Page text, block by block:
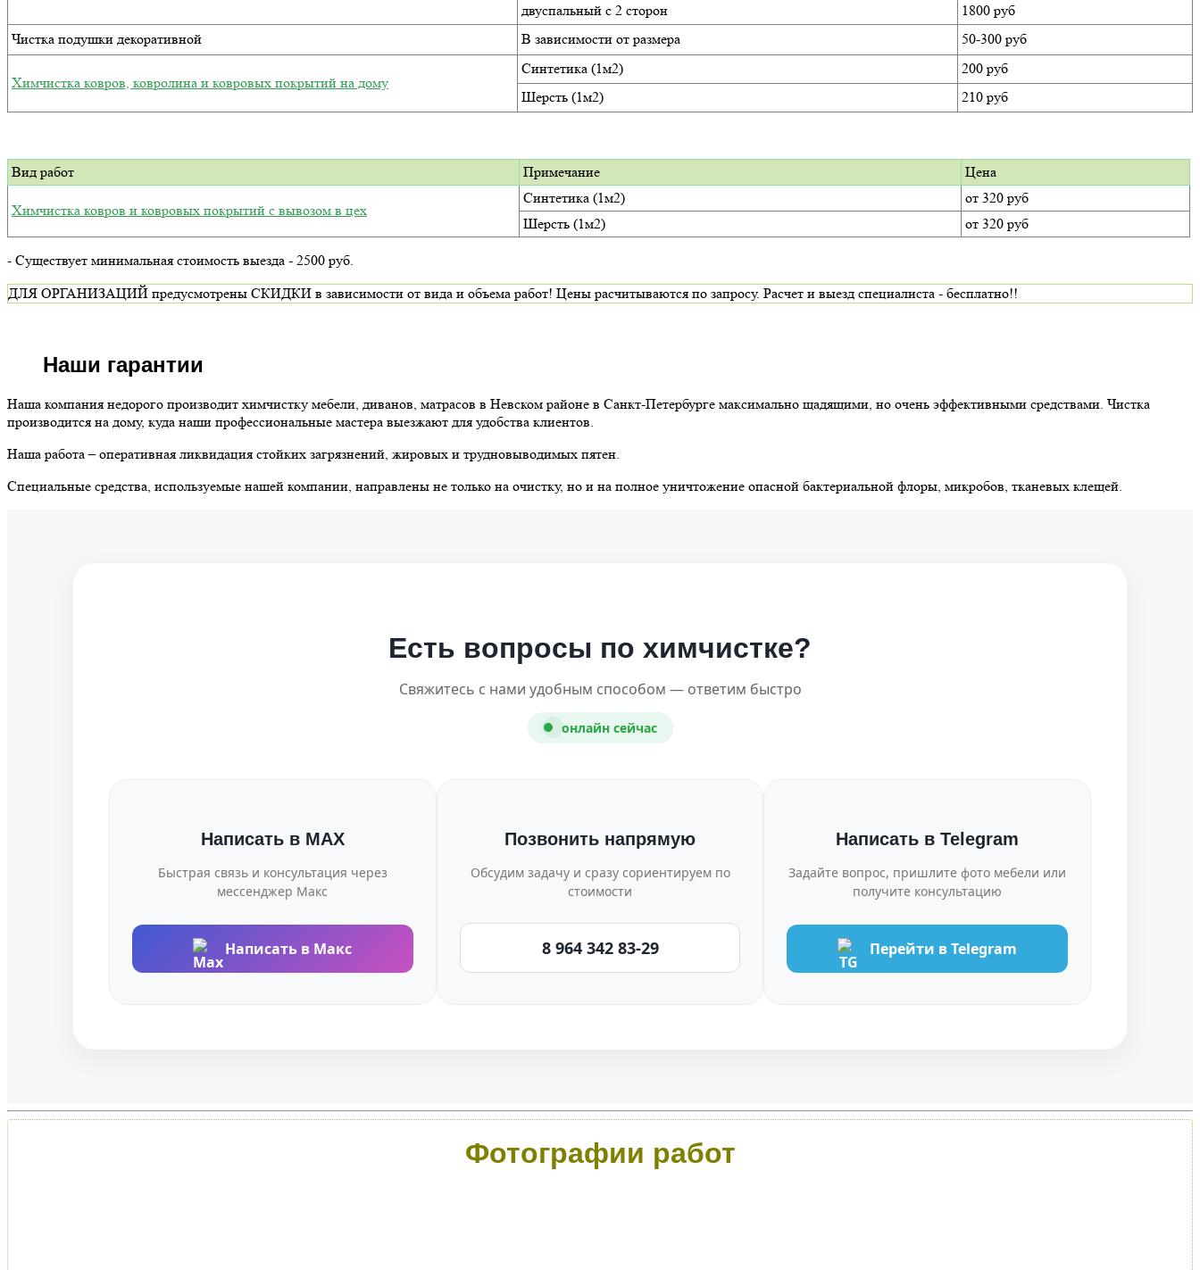
двуспальный с 2 сторон
1800 руб
Чистка подушки декоративной
В зависимости от размера 50-300 руб
Химчистка ковров, ковролина и ковровых покрытий на дому
Синтетика (1м2)
200 руб
Шерсть (1м2)
210 руб
Вид работ Примечание Цена
Химчистка ковров и ковровых покрытий с вывозом в цех
Синтетика (1м2)
от 320 руб
Шерсть (1м2)
от 320 руб
- Существует минимальная стоимость выезда - 2500 руб.
ДЛЯ ОРГАНИЗАЦИЙ предусмотрены СКИДКИ в зависимости от вида и объема работ! Цены расчитываются по запросу. Расчет и выезд специалиста - бесплатно!!
Наши гарантии
Наша компания недорого производит химчистку мебели, диванов, матрасов в Невском районе в Санкт-Петербурге максимально щадящими, но очень эффективными средствами. Чистка
производится на дому, куда наши профессиональные мастера выезжают для удобства клиентов.
Наша работа – оперативная ликвидация стойких загрязнений, жировых и трудновыводимых пятен.
Специальные средства, используемые нашей компании, направлены не только на очистку, но и на полное уничтожение опасной бактериальной флоры, микробов, тканевых клещей.
Есть вопросы по химчистке?
Свяжитесь с нами удобным способом — ответим быстро
онлайн сейчас
Написать в MAX
Быстрая связь и консультация через
мессенджер Макс
Написать в Макс
Позвонить напрямую
Обсудим задачу и сразу сориентируем по
стоимости
8 964 342 83-29
Написать в Telegram
Задайте вопрос, пришлите фото мебели или
получите консультацию
Перейти в Telegram
Фотографии работ